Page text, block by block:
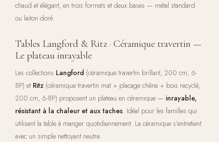
chaud et élégant, en trois formats et deux bases — métal standard
ou laiton doré.
Tables Langford & Ritz · Céramique travertin —
Le plateau inrayable
Les collections Langford (céramique travertin brillant, 200 cm, 6-
8P) et Ritz (céramique travertin mat + placage chêne + bois recyclé,
200 cm, 6-8P) proposent un plateau en céramique — inrayable,
résistant à la chaleur et aux taches. Idéal pour les familles qui
utilisent la table à manger quotidiennement. La céramique s’entretient
avec un simple nettoyant neutre.